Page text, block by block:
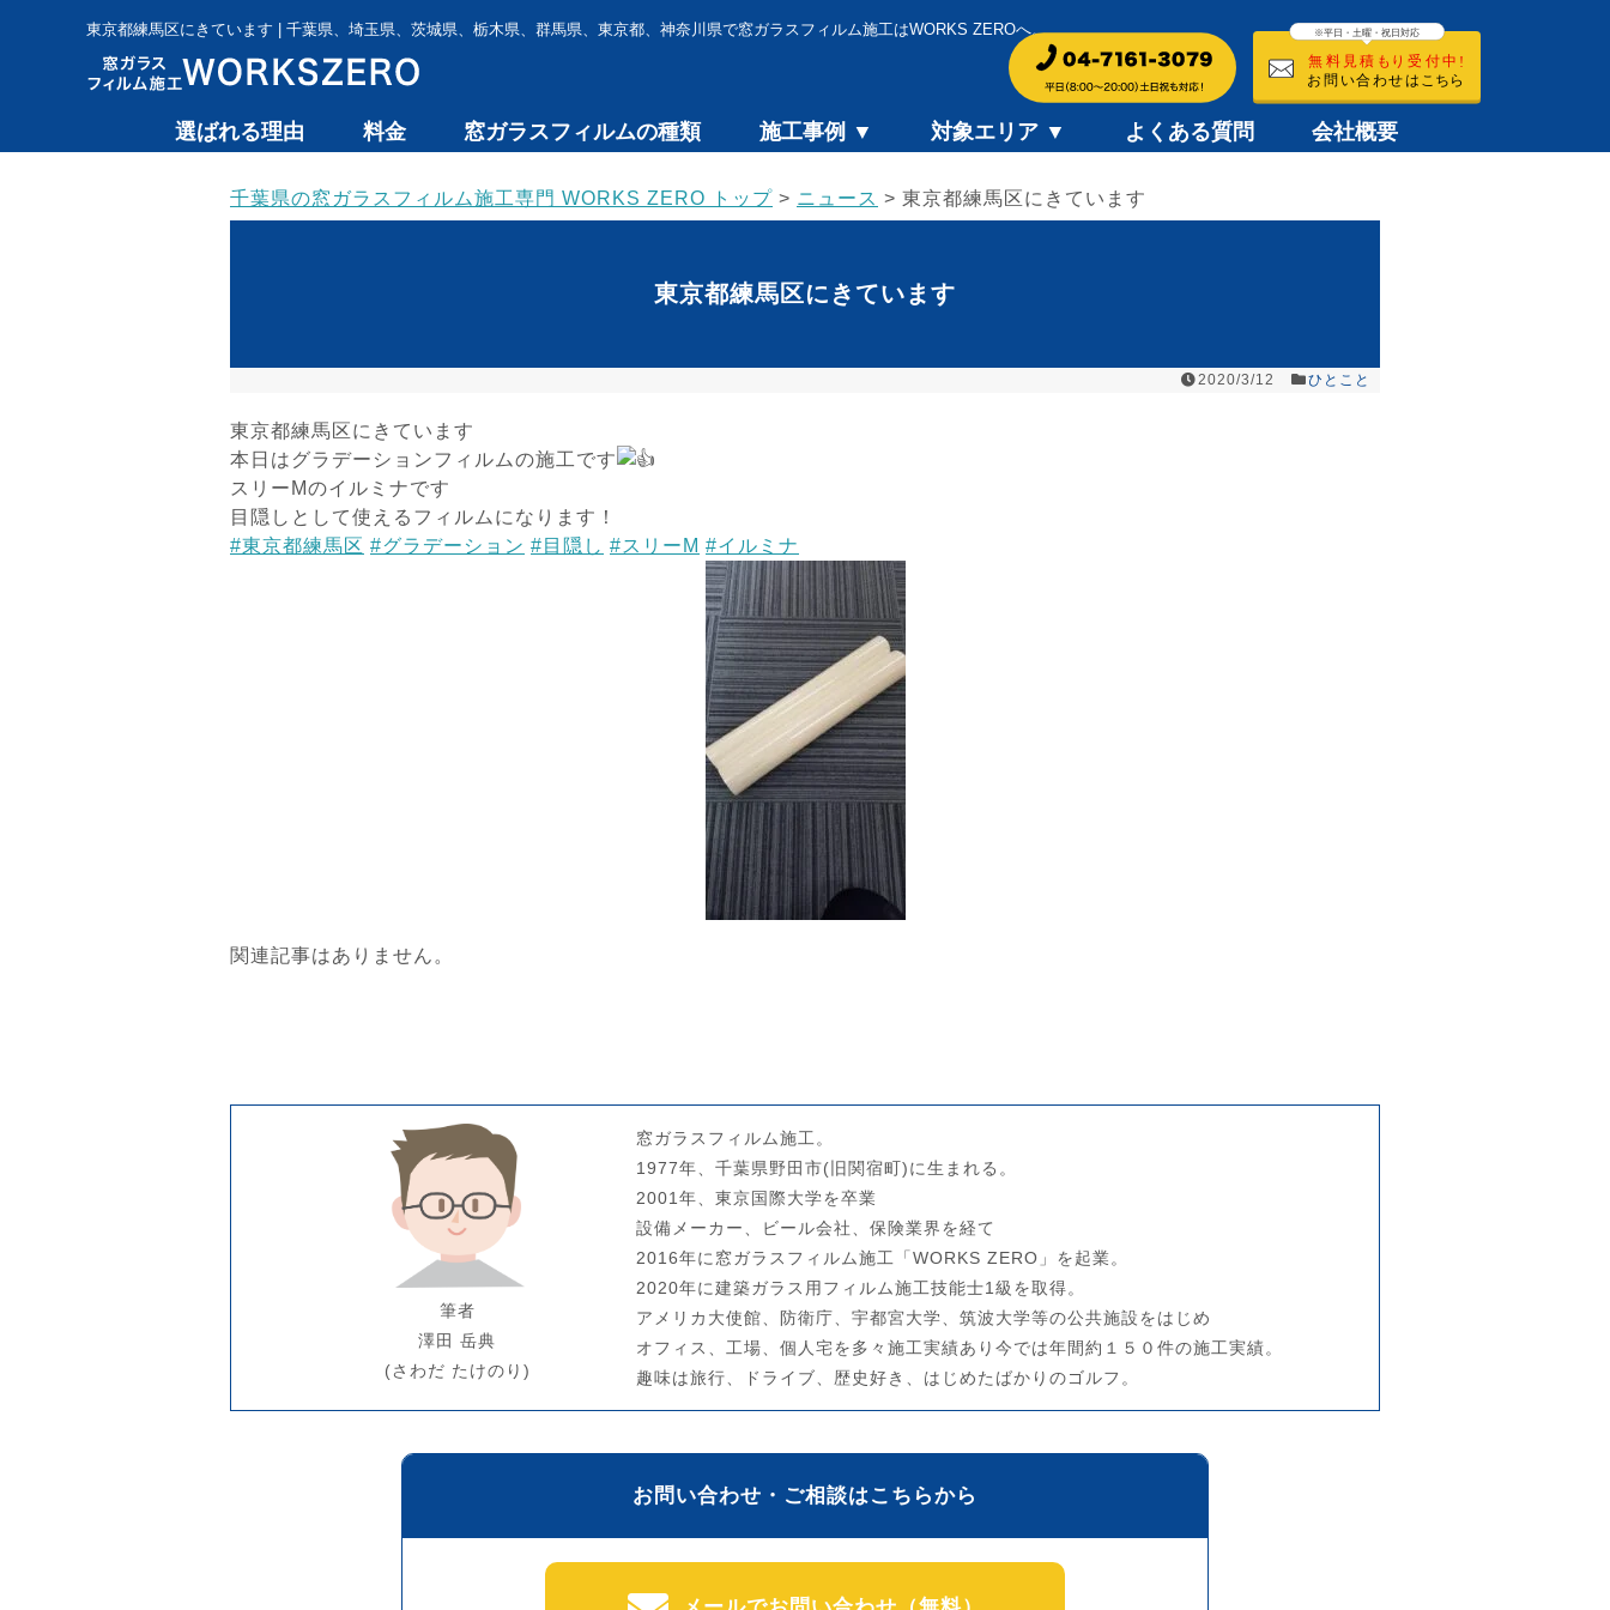
東京都練馬区にきています | 千葉県、埼玉県、茨城県、栃木県、群馬県、東京都、神奈川県で窓ガラスフィルム施工はWORKS ZEROへ。
選ばれる理由 料金 窓ガラスフィルムの種類 施工事例 ▼ 対象エリア ▼ よくある質問 会社概要
千葉県の窓ガラスフィルム施工専門 WORKS ZERO トップ > ニュース > 東京都練馬区にきています
東京都練馬区にきています
2020/3/12 ひとこと
東京都練馬区にきています
本日はグラデーションフィルムの施工です
スリーMのイルミナです
目隠しとして使えるフィルムになります！
#東京都練馬区 #グラデーション #目隠し #スリーM #イルミナ
関連記事はありません。
筆者
澤田 岳典
(さわだ たけのり)
窓ガラスフィルム施工。
1977年、千葉県野田市(旧関宿町)に生まれる。
2001年、東京国際大学を卒業
設備メーカー、ビール会社、保険業界を経て
2016年に窓ガラスフィルム施工「WORKS ZERO」を起業。
2020年に建築ガラス用フィルム施工技能士1級を取得。
アメリカ大使館、防衛庁、宇都宮大学、筑波大学等の公共施設をはじめ
オフィス、工場、個人宅を多々施工実績あり今では年間約１５０件の施工実績。
趣味は旅行、ドライブ、歴史好き、はじめたばかりのゴルフ。
お問い合わせ・ご相談はこちらから